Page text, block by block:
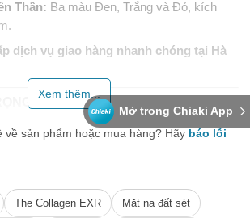
Mở trong Chiaki App
Thần: Ba màu Đen, Trắng và Đỏ, kích
dịch vụ giao hàng nhanh chóng tại Hà
hàng tốt nhất, nếu có bất kỳ thắc mắc
về sản phẩm hoặc quá trình giao hàng,
cần đổi trả hoặc bảo hành, vui lòng ghi
và chụp ảnh rõ điểm hư hỏng để đảm bảo
Xem thêm...
về sản phẩm hoặc mua hàng? Hãy báo lỗi
The Collagen EXR Mặt nạ đất sét